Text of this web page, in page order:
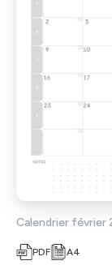
Calendrier février
PDF A4